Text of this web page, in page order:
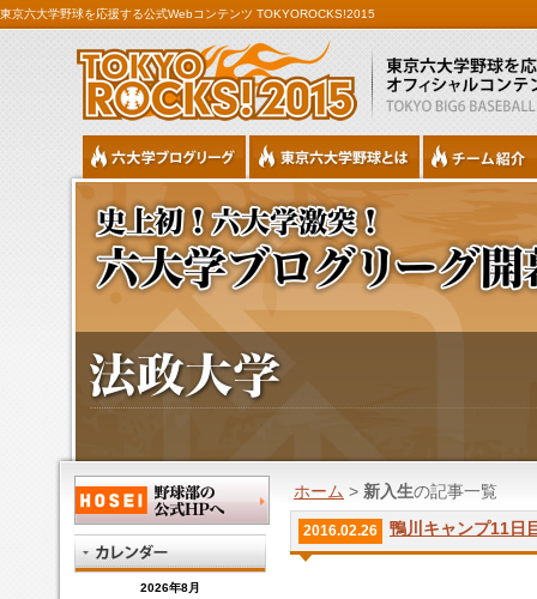
東京六大学野球を応援する公式Webコンテンツ TOKYOROCKS!2015
ホーム > 新入生の記事一覧
2016.02.26 鴨川キャンプ11日
2026年8月